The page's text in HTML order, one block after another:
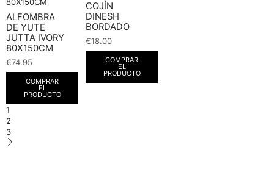
ALFOMBRA
DE YUTE
JUTTA IVORY
80X150CM
€74.95
COMPRAR
EL
PRODUCTO
COJÍN
DINESH
BORDADO
€18.00
COMPRAR
EL
PRODUCTO
1
2
3